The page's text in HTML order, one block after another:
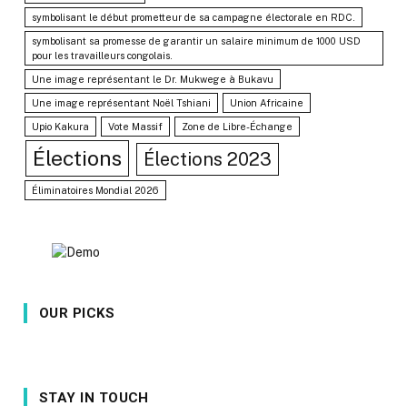
symbolisant le début prometteur de sa campagne électorale en RDC.
symbolisant sa promesse de garantir un salaire minimum de 1000 USD
pour les travailleurs congolais.
Une image représentant le Dr. Mukwege à Bukavu
Une image représentant Noël Tshiani Union Africaine
Upio Kakura Vote Massif Zone de Libre-Échange
Élections Élections 2023
Éliminatoires Mondial 2026
OUR PICKS
STAY IN TOUCH